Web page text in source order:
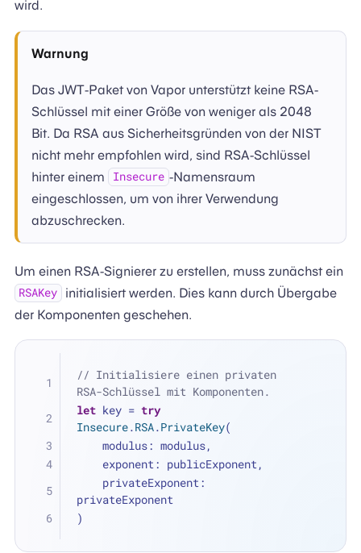
wird.
Warnung
Das JWT-Paket von Vapor unterstützt keine RSA-
Schlüssel mit einer Größe von weniger als 2048
Bit. Da RSA aus Sicherheitsgründen von der NIST
nicht mehr empfohlen wird, sind RSA-Schlüssel
hinter einem
Insecure -Namensraum
eingeschlossen, um von ihrer Verwendung
abzuschrecken.
Um einen RSA-Signierer zu erstellen, muss zunächst ein
RSAKey
initialisiert werden. Dies kann durch Übergabe
der Komponenten geschehen.
// Initialisiere einen privaten
RSA-Schlüssel mit Komponenten.
let key = try
Insecure.RSA.PrivateKey(
    modulus: modulus,
    exponent: publicExponent,
privateExponent
)